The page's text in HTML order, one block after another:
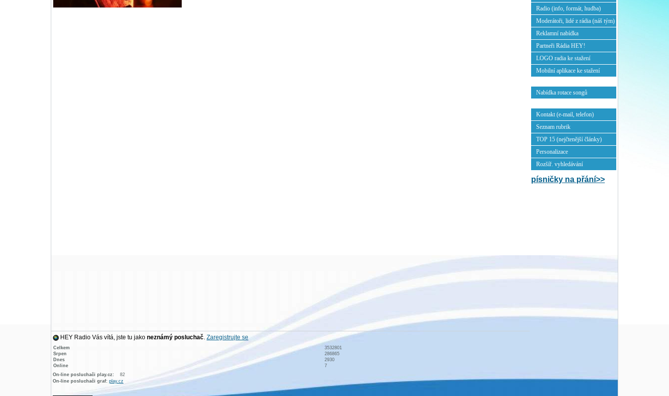
HEY Radio Vás vítá, jste tu jako neznámý posluchač. Zaregistrujte se
Celkem
3532801
Srpen
286865
Dnes
2930
Online
7
On-line posluchači play.cz:
82
On-line posluchači graf: play.cz
Radio (info, formát, hudba)
Moderátoři, lidé z rádia (náš tým)
Reklamní nabídka
Partneři Rádia HEY!
LOGO radia ke stažení
Mobilní aplikace ke stažení
Nabídka rotace songů
Kontakt (e-mail, telefon)
Seznam rubrik
TOP 15 (nejčtenější články)
Personalizace
Rozšíř. vyhledávání
písničky na přání>>